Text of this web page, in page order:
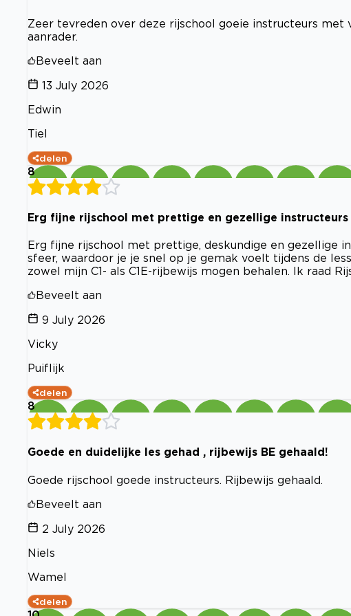
Zeer tevreden over deze rijschool goeie instructeurs
aanrader.
Beveelt aan
13 July 2026
Edwin
Tiel
delen
8
Erg fijne rijschool met prettige en gezellige instructeurs
Erg fijne rijschool met prettige, deskundige en gezellige
sfeer, waardoor je je snel op je gemak voelt tijdens de
zowel mijn C1- als C1E-rijbewijs mogen behalen. Ik raad
Beveelt aan
9 July 2026
Vicky
Puiflijk
delen
8
Goede en duidelijke les gehad , rijbewijs BE gehaald!
Goede rijschool goede instructeurs. Rijbewijs gehaald.
Beveelt aan
2 July 2026
Niels
Wamel
delen